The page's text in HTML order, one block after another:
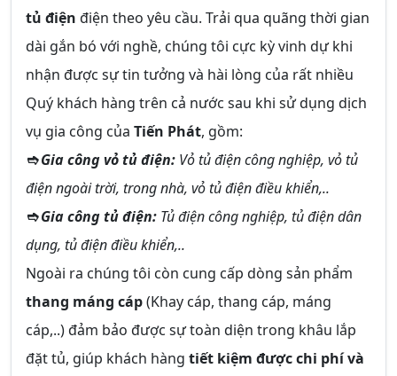
tủ điện điện theo yêu cầu. Trải qua quãng thời gian
dài gắn bó với nghề, chúng tôi cực kỳ vinh dự khi
nhận được sự tin tưởng và hài lòng của rất nhiều
Quý khách hàng trên cả nước sau khi sử dụng dịch
vụ gia công của Tiến Phát, gồm:
➬ Gia công vỏ tủ điện: Vỏ tủ điện công nghiệp, vỏ tủ
điện ngoài trời, trong nhà, vỏ tủ điện điều khiển,..
➬ Gia công tủ điện: Tủ điện công nghiệp, tủ điện dân
dụng, tủ điện điều khiển,..
Ngoài ra chúng tôi còn cung cấp dòng sản phẩm
thang máng cáp(Khay cáp, thang cáp, máng
cáp,..) đảm bảo được sự toàn diện trong khâu lắp
đặt tủ, giúp khách hàng tiết kiệm được chi phí và